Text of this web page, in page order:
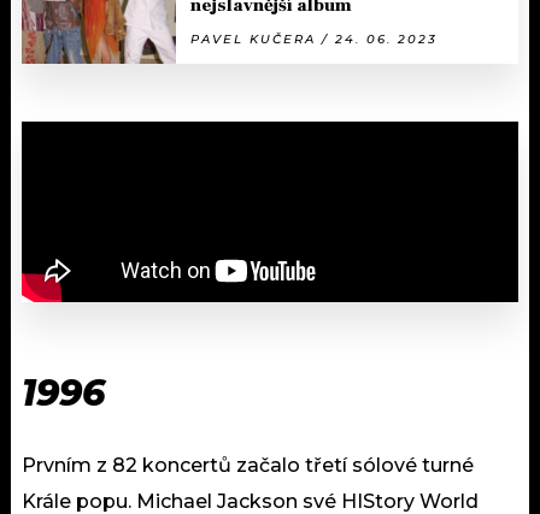
nejslavnější album
PAVEL KUČERA / 24. 06. 2023
1996
Prvním z 82 koncertů začalo třetí sólové turné
Krále popu. Michael Jackson své HIStory World